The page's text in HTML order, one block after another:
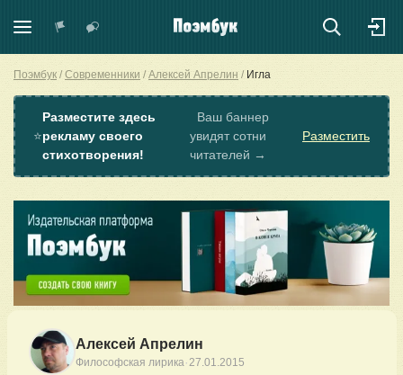
Поэмбук Современники Алексей Апрелин Игла
⭐
Разместите здесь
рекламу своего
стихотворения!
Ваш баннер
увидят сотни
читателей →
Разместить
Алексей Апрелин
Философская лирика·27.01.2015